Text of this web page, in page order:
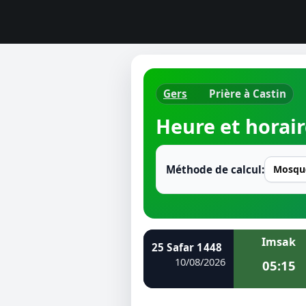
Horaires
Heure de
Ramadan
Gers Prière à Castin
Heure et
Méthode de calcul:
25 Safar 1448
10/08/2026
Imsak
05:15